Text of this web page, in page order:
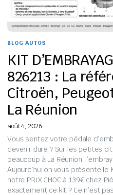
BLOG AUTOS
KIT
826213 : La
Citroën,
La Réunion
août 4, 2026
Vous sentez votre pédale
devenir dure ? Sur les petites
beaucoup à La Réunion,
Aujourd’hui on vous présente le
notre PRIX CHOC à 139€ chez
exactement ce kit ? Ce n’est pas